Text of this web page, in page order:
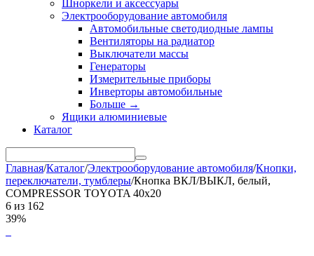
Шноркели и аксессуары
Электрооборудование автомобиля
Автомобильные светодиодные лампы
Вентиляторы на радиатор
Выключатели массы
Генераторы
Измерительные приборы
Инверторы автомобильные
Больше →
Ящики алюминиевые
Каталог
Главная/Каталог/Электрооборудование автомобиля/Кнопки,
переключатели, тумблеры/Кнопка ВКЛ/ВЫКЛ, белый,
COMPRESSOR TOYOTA 40x20
6 из 162
39%